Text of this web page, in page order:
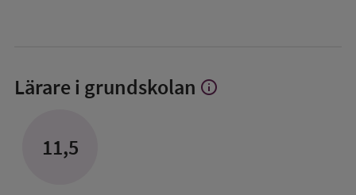
Lärare i grundskolan Visa
info
11,5